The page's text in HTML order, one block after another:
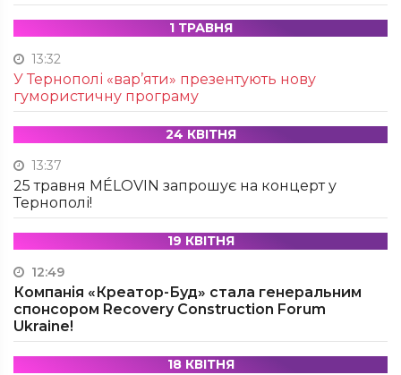
1 ТРАВНЯ
13:32
У Тернополі «вар’яти» презентують нову
гумористичну програму
24 КВІТНЯ
13:37
25 травня MÉLOVIN запрошує на концерт у
Тернополі!
19 КВІТНЯ
12:49
Компанія «Креатор-Буд» стала генеральним
спонсором Recovery Construction Forum
Ukraine!
18 КВІТНЯ